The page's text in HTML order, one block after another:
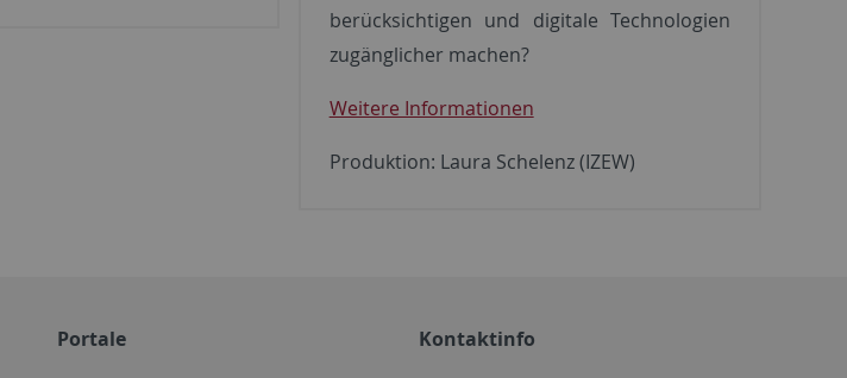
berücksichtigen und digitale Technologien
zugänglicher machen?
Weitere Informationen
Produktion: Laura Schelenz (IZEW)
Portale Kontaktinfo